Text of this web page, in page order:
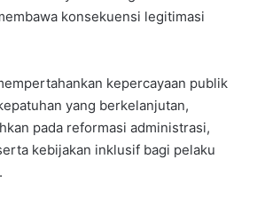
konsekuensi legitimasi
kepercayaan publik
yang berkelanjutan,
pada reformasi administrasi,
kebijakan inklusif bagi pelaku